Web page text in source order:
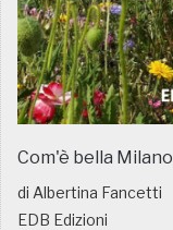
Com'è bella Milano
di Albertina Fancetti
EDB Edizioni